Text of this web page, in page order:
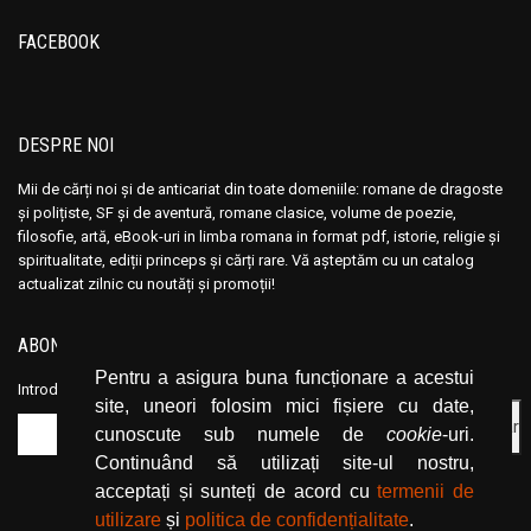
Pentru a asigura buna funcționare a acestui
site, uneori folosim mici fișiere cu date,
cunoscute sub numele de cookie-uri.
Continuând să utilizați site-ul nostru,
acceptați și sunteți de acord cutermenii de
utilizare și politica de confidențialitate.
Anais Nin
Anatolie Panis
Anca Dan
Andocide
Andre Bejin
Andre Castelot
Andre Leroi-Gourhan
Andre Malraux
Andre Maurois
Andre Miquel
Andre Theuriet
Anais Nin
Anatolie Panis
Anca Dan
Andocide
Andre Bejin
Andre Castelot
Andre Leroi-Gourhan
Andre Malraux
Andre Maurois
Andre Miquel
Andre Theuriet
FACEBOOK
DESPRE NOI
Mii de cărți noi și de anticariat din toate domeniile: romane de dragoste
și polițiste, SF și de aventură, romane clasice, volume de poezie,
filosofie, artă, eBook-uri in limba romana in format pdf, istorie, religie și
spiritualitate, ediții princeps și cărți rare. Vă așteptăm cu un catalog
actualizat zilnic cu noutăți și promoții!
ABONEAZĂ-TE LA NEWSLETTER
Introduceți adresa dvs. de email și dați click pe butonul de abonare.